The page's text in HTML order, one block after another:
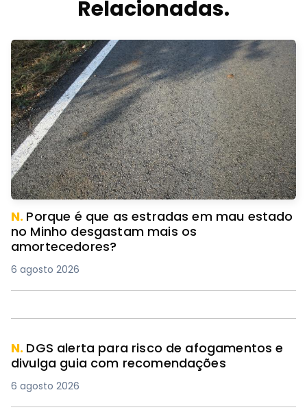
Relacionadas.
N. Porque é que as estradas em mau estado
no Minho desgastam mais os
amortecedores?
6 agosto 2026
N. DGS alerta para risco de afogamentos e
divulga guia com recomendações
6 agosto 2026